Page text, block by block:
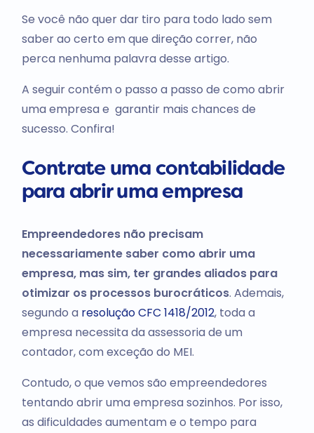
Se você não quer dar tiro para todo lado sem
saber ao certo em que direção correr, não
perca nenhuma palavra desse artigo.
A seguir contém o passo a passo de como abrir
uma empresa e garantir mais chances de
sucesso. Confira!
Contrate uma contabilidade
para abrir uma empresa
Empreendedores não precisam
necessariamente saber como abrir uma
empresa, mas sim, ter grandes aliados para
otimizar os processos burocráticos. Ademais,
segundo a resolução CFC 1418/2012, toda a
empresa necessita da assessoria de um
contador, com exceção do MEI.
Contudo, o que vemos são empreendedores
tentando abrir uma empresa sozinhos. Por isso,
as dificuldades aumentam e o tempo para